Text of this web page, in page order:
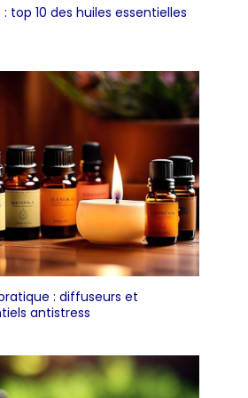
Même les enfants
s'exclameront: "Waouh, c'est
: top 10 des huiles essentielles
: diffuseurs et
antistress